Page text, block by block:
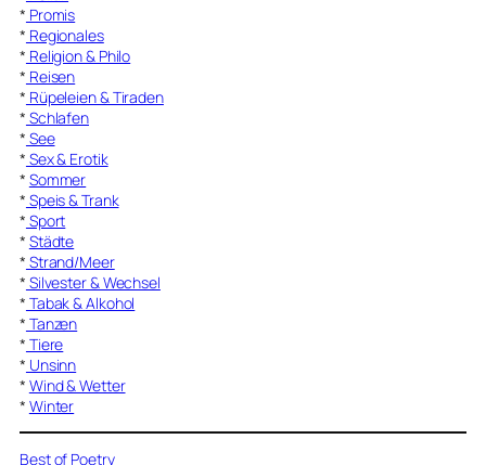
* Promis
* Regionales
* Religion & Philo
* Reisen
* Rüpeleien & Tiraden
* Schlafen
* See
* Sex & Erotik
* Sommer
* Speis & Trank
* Sport
* Städte
* Strand/Meer
* Silvester & Wechsel
* Tabak & Alkohol
* Tanzen
* Tiere
* Unsinn
* Wind & Wetter
* Winter
Best of Poetry